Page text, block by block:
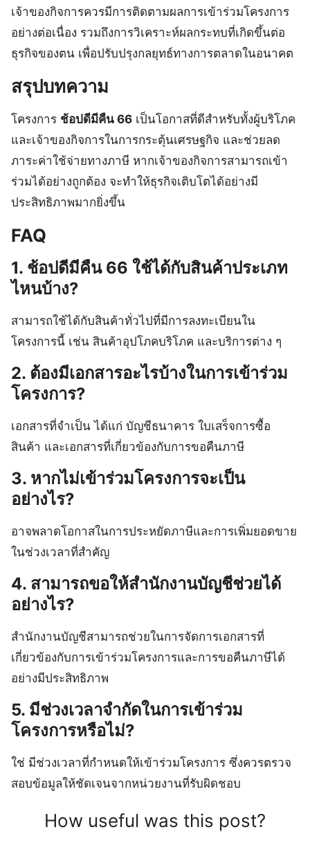
เจ้าของกิจการควรมีการติดตามผลการเข้าร่วมโครงการ
อย่างต่อเนื่อง รวมถึงการวิเคราะห์ผลกระทบที่เกิดขึ้นต่อ
ธุรกิจของตน เพื่อปรับปรุงกลยุทธ์ทางการตลาดในอนาคต
สรุปบทความ
โครงการ ช้อปดีมีคืน 66 เป็นโอกาสที่ดีสำหรับทั้งผู้บริโภค
และเจ้าของกิจการในการกระตุ้นเศรษฐกิจ และช่วยลด
ภาระค่าใช้จ่ายทางภาษี หากเจ้าของกิจการสามารถเข้า
ร่วมได้อย่างถูกต้อง จะทำให้ธุรกิจเติบโตได้อย่างมี
ประสิทธิภาพมากยิ่งขึ้น
FAQ
1. ช้อปดีมีคืน 66 ใช้ได้กับสินค้าประเภท
ไหนบ้าง?
สามารถใช้ได้กับสินค้าทั่วไปที่มีการลงทะเบียนใน
โครงการนี้ เช่น สินค้าอุปโภคบริโภค และบริการต่าง ๆ
2. ต้องมีเอกสารอะไรบ้างในการเข้าร่วม
โครงการ?
เอกสารที่จำเป็น ได้แก่ บัญชีธนาคาร ใบเสร็จการซื้อ
สินค้า และเอกสารที่เกี่ยวข้องกับการขอคืนภาษี
3. หากไม่เข้าร่วมโครงการจะเป็น
อย่างไร?
อาจพลาดโอกาสในการประหยัดภาษีและการเพิ่มยอดขาย
ในช่วงเวลาที่สำคัญ
4. สามารถขอให้สำนักงานบัญชีช่วยได้
อย่างไร?
สำนักงานบัญชีสามารถช่วยในการจัดการเอกสารที่
เกี่ยวข้องกับการเข้าร่วมโครงการและการขอคืนภาษีได้
อย่างมีประสิทธิภาพ
5. มีช่วงเวลาจำกัดในการเข้าร่วม
โครงการหรือไม่?
ใช่ มีช่วงเวลาที่กำหนดให้เข้าร่วมโครงการ ซึ่งควรตรวจ
สอบข้อมูลให้ชัดเจนจากหน่วยงานที่รับผิดชอบ
How useful was this post?